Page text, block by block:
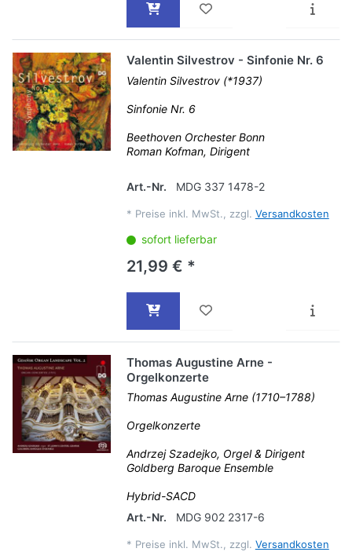
Valentin Silvestrov - Sinfonie Nr. 6
Valentin Silvestrov (*1937)
Sinfonie Nr. 6
Beethoven Orchester Bonn
Roman Kofman, Dirigent
Art.-Nr. MDG 337 1478-2
* Preise inkl. MwSt., zzgl. Versandkosten
sofort lieferbar
21,99 € *
Thomas Augustine Arne -
Orgelkonzerte
Thomas Augustine Arne (1710–1788)
Orgelkonzerte
Andrzej Szadejko, Orgel & Dirigent
Goldberg Baroque Ensemble
Hybrid-SACD
Art.-Nr.
MDG 902 2317-6
* Preise inkl. MwSt., zzgl. Versandkosten